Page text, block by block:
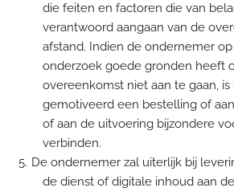
die feiten en factoren die van
verantwoord aangaan van de
afstand. Indien de ondernemer
onderzoek goede gronden heeft
overeenkomst niet aan te gaan,
gemotiveerd een bestelling of
of aan de uitvoering bijzondere
verbinden.
De ondernemer zal uiterlijk bij
de dienst of digitale inhoud aan